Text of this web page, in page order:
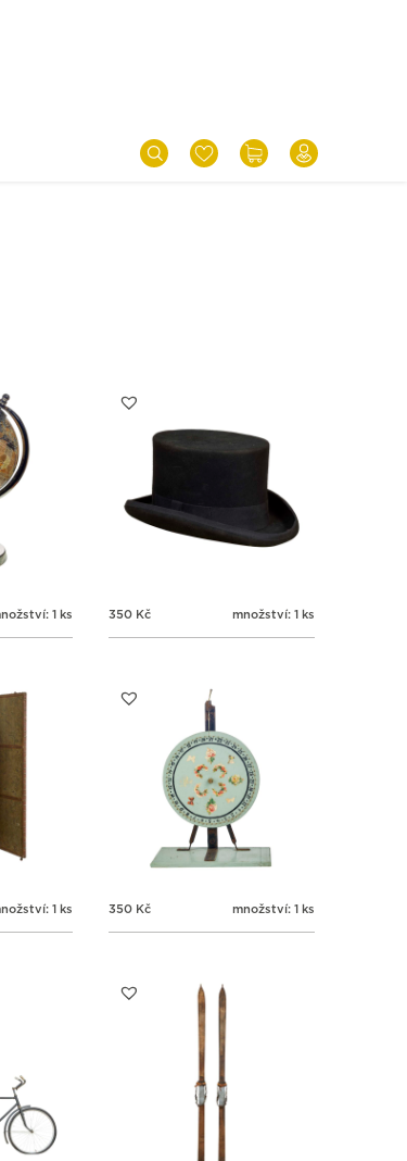
1 ks 350 Kč množství: 1 ks
1 ks 350 Kč množství: 1 ks